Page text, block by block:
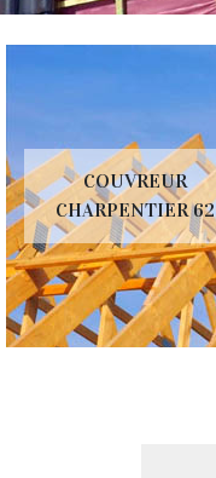
COUVREUR
CHARPENTIER 62